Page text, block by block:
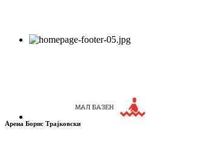
Арена Борис Трајковски